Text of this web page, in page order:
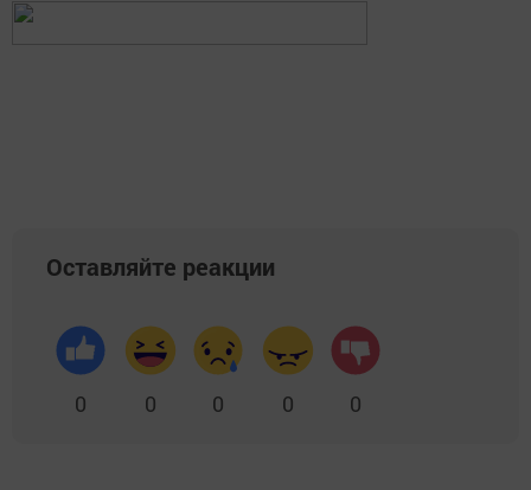
Оставляйте реакции
0 0 0 0 0